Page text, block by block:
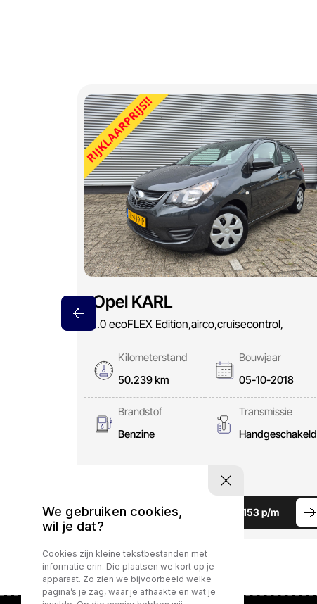
Opel KARL
1.0 ecoFLEX Edition,airco,cruisecontrol,
Kilometerstand
50.239 km
Bouwjaar
05-10-2018
Brandstof
Benzine
Transmissie
Handgeschakeld
Prijs: € 8.888,-Lease vanaf: v.a € 153 p/m
We gebruiken cookies,
wil je dat?
Cookies zijn kleine tekstbestanden met
informatie erin. Die plaatsen we kort op je
apparaat. Zo zien we bijvoorbeeld welke
pagina’s je zag, waar je afhaakte en wat je